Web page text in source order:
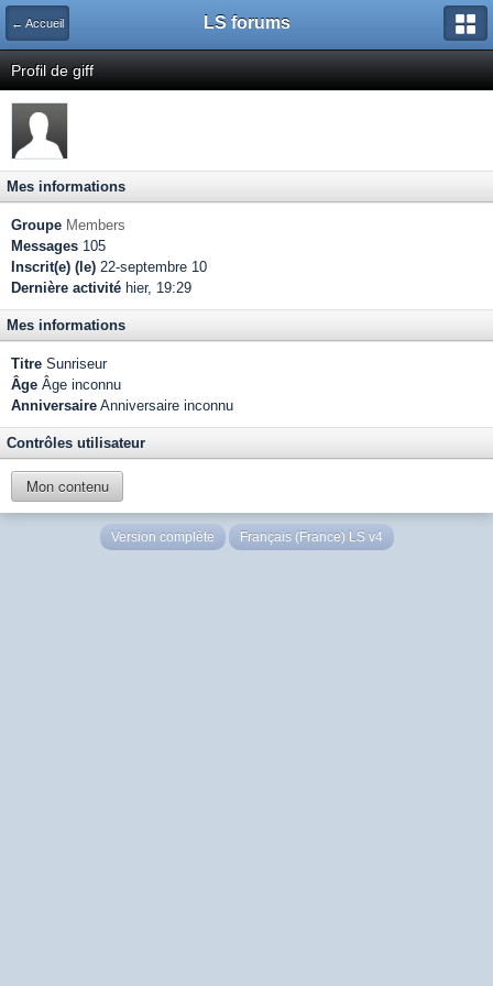
← Accueil LS forums
Profil de giff
Mes informations
Groupe Members
Messages 105
Inscrit(e) (le) 22-septembre 10
Dernière activité hier, 19:29
Mes informations
Titre Sunriseur
Âge Âge inconnu
Anniversaire Anniversaire inconnu
Contrôles utilisateur
Mon contenu
Version complète Français (France) LS v4